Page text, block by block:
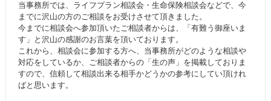
当事務所では、ライフプラン相談会・生命保険相談会などで、今
までに沢山の方のご相談をお受けさせて頂きました。
今までに相談会へ参加頂いたご相談者からは、「有難う御座いま
す」と沢山の感謝のお言葉を頂いております。
これから、相談会に参加する方へ、当事務所がどのような相談や
対応をしているか、ご相談者からの「生の声」を掲載しておりま
すので、信頼して相談出来る相手かどうかの参考にしてい頂けれ
ばと思います。